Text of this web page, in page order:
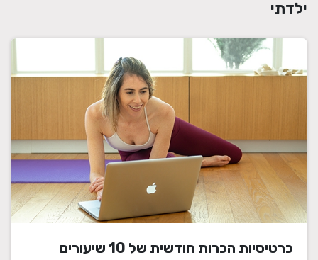
ילדתי
כרטיסיות הכרות חודשית של 10 שיעורים